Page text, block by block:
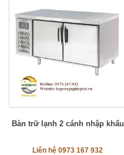
Bàn trữ lạnh 2 cánh nhập khẩu
Liên hệ 0973 167 932